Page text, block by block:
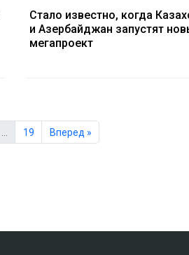
Стало известно, когда
и Азербайджан запустят
мегапроект
19 Вперед »